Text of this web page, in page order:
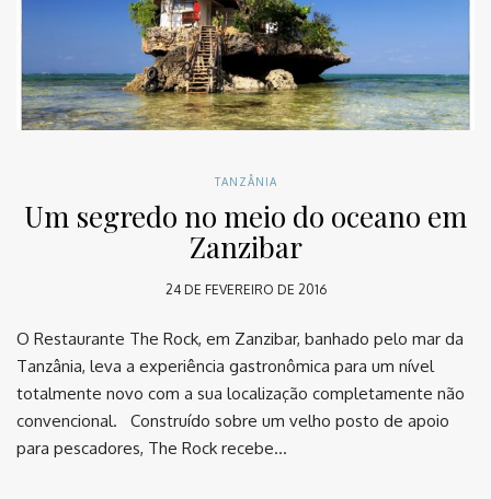
TANZÂNIA
Um segredo no meio do oceano em
Zanzibar
24 DE FEVEREIRO DE 2016
O Restaurante The Rock, em Zanzibar, banhado pelo mar da
Tanzânia, leva a experiência gastronômica para um nível
totalmente novo com a sua localização completamente não
convencional. Construído sobre um velho posto de apoio
para pescadores, The Rock recebe…